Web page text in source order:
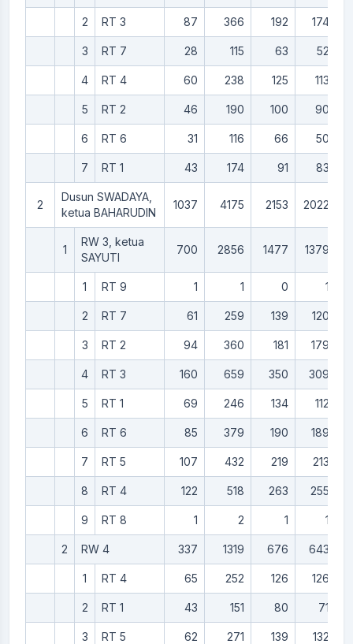
2 RT 3 87 366 192 174
3 RT 7 28 115 63 52
4 RT 4 60 238 125 113
5 RT 2 46 190 100 90
6 RT 6 31 116 66 50
7 RT 1 43 174 91 83
2
Dusun SWADAYA,
ketua BAHARUDIN
1037 4175 2153 2022
1
RW 3, ketua
SAYUTI
700 2856 1477 1379
1 RT 9 1 1 0 1
2 RT 7 61 259 139 120
3 RT 2 94 360 181 179
4 RT 3 160 659 350 309
5 RT 1 69 246 134 112
6 RT 6 85 379 190 189
7 RT 5 107 432 219 213
8 RT 4 122 518 263 255
9 RT 8 1 2 1 1
2 RW 4 337 1319 676 643
1 RT 4 65 252 126 126
2 RT 1 43 151 80 71
3 RT 5 62 271 139 132